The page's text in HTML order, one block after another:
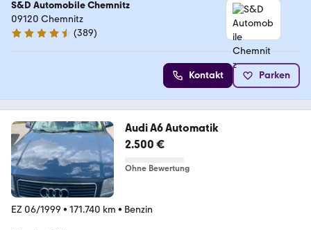
S&D Automobile Chemnitz
09120 Chemnitz
4.7 Sterne
(389)
Kontakt Parken
Audi A6 Automatik
2.500 €
Ohne Bewertung
EZ 06/1999 • 171.740 km • Benzin